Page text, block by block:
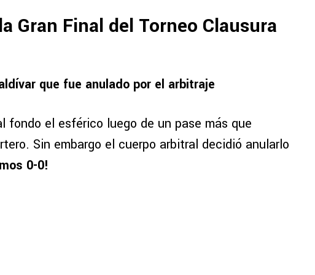
Gran Final del Torneo Clausura
que fue anulado por el arbitraje
fondo el esférico luego de un pase más que
Sin embargo el cuerpo arbitral decidió anularlo
0-0!